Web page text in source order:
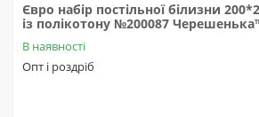
Євро набір постільної білизни
із полікотону №200087
В наявності
Опт і роздріб